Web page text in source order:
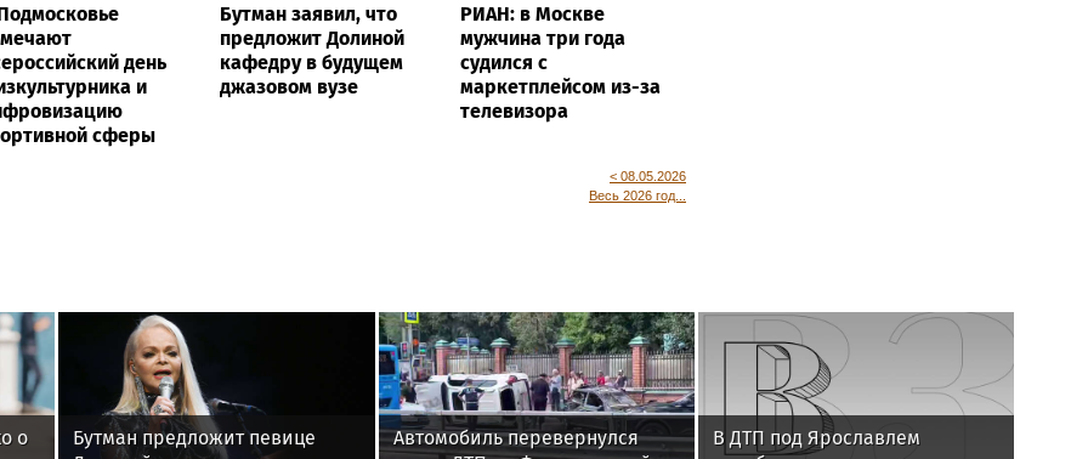
день
и
сферы
Бутман заявил, что
предложит Долиной
кафедру в будущем
джазовом вузе
РИАН: в Москве
мужчина три года
судился с
маркетплейсом из-за
телевизора
< 08.05.2026
Весь 2026 год...
о
Бутман предложит певице
Автомобиль перевернулся
В ДТП под Ярославлем